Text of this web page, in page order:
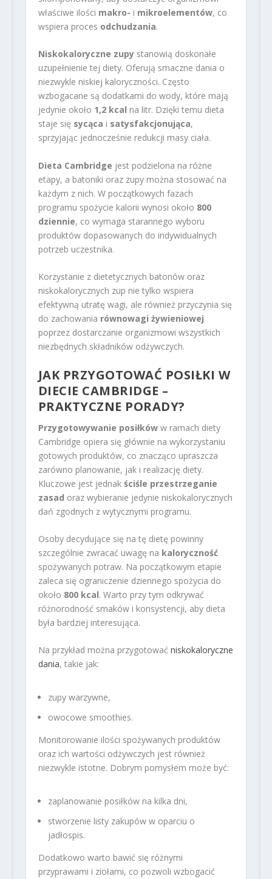
właściwe ilości makro- i mikroelementów, co
wspiera proces odchudzania.
Niskokaloryczne zupystanowią doskonałe
uzupełnienie tej diety. Oferują smaczne dania o
niezwykle niskiej kaloryczności. Często
wzbogacane są dodatkami do wody, które mają
jedynie około 1,2 kcal na litr. Dzięki temu dieta
staje się sycąca i satysfakcjonująca,
sprzyjając jednocześnie redukcji masy ciała.
Dieta Cambridge jest podzielona na różne
etapy, a batoniki oraz zupy można stosować na
każdym z nich. W początkowych fazach
programu spożycie kalorii wynosi około 800
dziennie, co wymaga starannego wyboru
produktów dopasowanych do indywidualnych
potrzeb uczestnika.
Korzystanie z dietetycznych batonów oraz
niskokalorycznych zup nie tylko wspiera
efektywną utratę wagi, ale również przyczynia się
do zachowania równowagi żywieniowej
poprzez dostarczanie organizmowi wszystkich
niezbędnych składników odżywczych.
JAK PRZYGOTOWAĆ POSIŁKI W
DIECIE CAMBRIDGE –
PRAKTYCZNE PORADY?
Przygotowywanie posiłkóww ramach diety
Cambridge opiera się głównie na wykorzystaniu
gotowych produktów, co znacząco upraszcza
zarówno planowanie, jak i realizację diety.
Kluczowe jest jednak ściśle przestrzeganie
zasad oraz wybieranie jedynie niskokalorycznych
dań zgodnych z wytycznymi programu.
Osoby decydujące się na tę dietę powinny
szczególnie zwracać uwagę na kaloryczność
spożywanych potraw. Na początkowym etapie
zaleca się ograniczenie dziennego spożycia do
około 800 kcal. Warto przy tym odkrywać
różnorodność smaków i konsystencji, aby dieta
była bardziej interesująca.
Na przykład można przygotować niskokaloryczne
dania, takie jak:
zupy warzywne,
owocowe smoothies.
Monitorowanie ilości spożywanych produktów
oraz ich wartości odżywczych jest również
niezwykle istotne. Dobrym pomysłem może być:
zaplanowanie posiłków na kilka dni,
stworzenie listy zakupów w oparciu o
jadłospis.
Dodatkowo warto bawić się różnymi
przyprawami i ziołami, co pozwoli wzbogacić